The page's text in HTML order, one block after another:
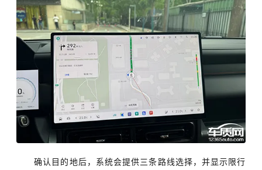
确认目的地后，系统会提供三条路线选择，并显示限行